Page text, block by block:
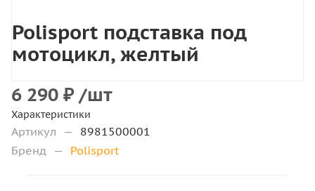
Polisport подставка под
мотоцикл, желтый
6 290 ₽ /шт
Характеристики
Артикул — 8981500001
Бренд — Polisport